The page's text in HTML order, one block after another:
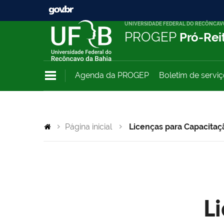
UNIVERSIDADE FEDERAL DO
PROGEP Pró-
Agenda da PROGEP Boletim de
Página inicial Licenças para